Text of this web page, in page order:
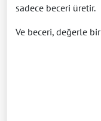
sadece beceri üretir.
Ve beceri, değerle